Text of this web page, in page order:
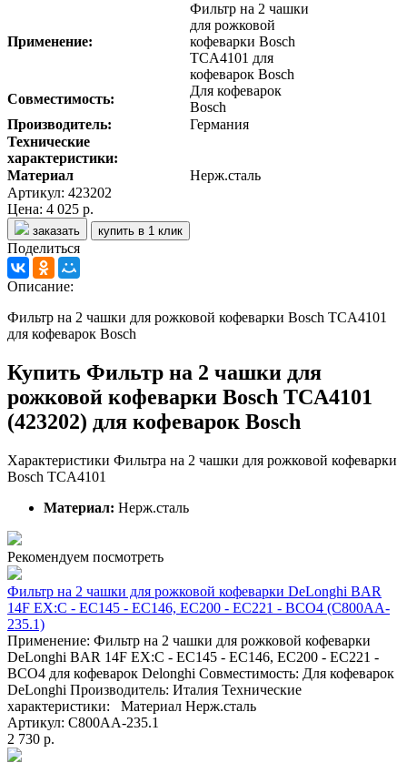
Применение:
Фильтр на 2 чашки
для рожковой
кофеварки Bosch
TCA4101 для
кофеварок Bosch
Совместимость:
Для кофеварок
Bosch
Производитель:
Германия
Технические
характеристики:
Материал
Нерж.сталь
Артикул: 423202
Цена: 4 025 р.
заказать купить в 1 клик
Поделиться
Описание:
Фильтр на 2 чашки для рожковой кофеварки Bosch TCA4101
для кофеварок Bosch
Купить Фильтр на 2 чашки для
рожковой кофеварки Bosch TCA4101
(423202) для кофеварок Bosch
Характеристики Фильтра на 2 чашки для рожковой кофеварки
Bosch TCA4101
Материал: Нерж.сталь
Рекомендуем посмотреть
Фильтр на 2 чашки для рожковой кофеварки DeLonghi BAR
14F EX:C - EC145 - EC146, EC200 - EC221 - BCO4 (C800AA-
235.1)
Применение: Фильтр на 2 чашки для рожковой кофеварки
DeLonghi BAR 14F EX:C - EC145 - EC146, EC200 - EC221 -
BCO4 для кофеварок Delonghi Совместимость: Для кофеварок
DeLonghi Производитель: Италия Технические
характеристики: Материал Нерж.сталь
Артикул: C800AA-235.1
2 730 р.